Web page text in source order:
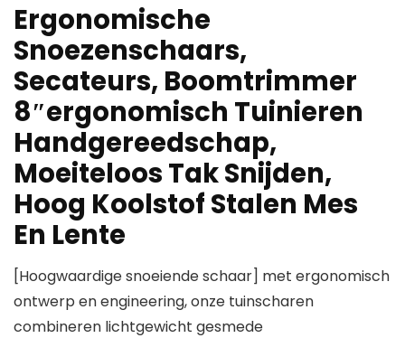
Ergonomische
Snoezenschaars,
Secateurs, Boomtrimmer
8″ergonomisch Tuinieren
Handgereedschap,
Moeiteloos Tak Snijden,
Hoog Koolstof Stalen Mes
En Lente
[Hoogwaardige snoeiende schaar] met ergonomisch
ontwerp en engineering, onze tuinscharen
combineren lichtgewicht gesmede